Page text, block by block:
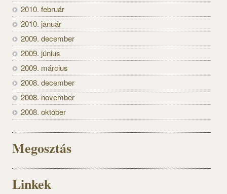
2010. február
2010. január
2009. december
2009. június
2009. március
2008. december
2008. november
2008. október
Megosztás
Linkek